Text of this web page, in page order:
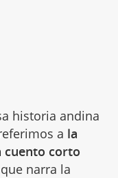
historia andina
a la
cuento corto
que narra la